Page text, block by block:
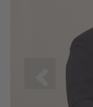
Zurück